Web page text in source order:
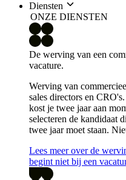
Diensten
ONZE DIENSTEN
De werving van een
vacature.
Werving van
sales directors en
kost je twee jaar aan
selecteren de kandidaat
twee jaar moet staan.
Lees meer over de
begint niet bij een